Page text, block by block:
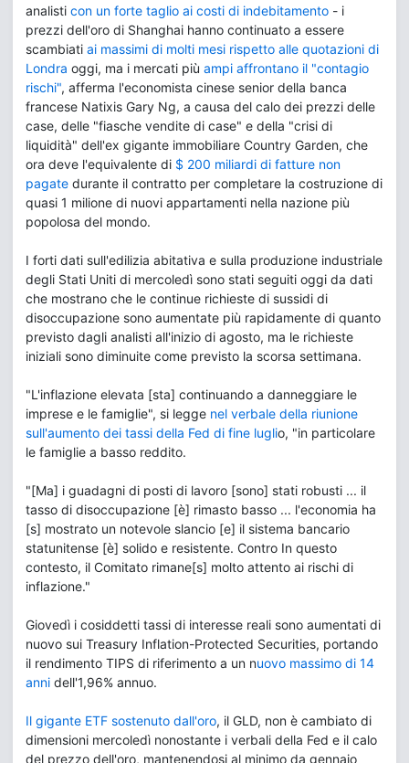
analisti con un forte taglio ai costi di indebitamento - i
prezzi dell'oro di Shanghai hanno continuato a essere
scambiati ai massimi di molti mesi rispetto alle quotazioni di
Londra oggi, ma i mercati più ampi affrontano il "contagio
rischi", afferma l'economista cinese senior della banca
francese Natixis Gary Ng, a causa del calo dei prezzi delle
case, delle "fiasche vendite di case" e della "crisi di
liquidità" dell'ex gigante immobiliare Country Garden, che
ora deve l'equivalente di $ 200 miliardi di fatture non
pagate durante il contratto per completare la costruzione di
quasi 1 milione di nuovi appartamenti nella nazione più
popolosa del mondo.
I forti dati sull'edilizia abitativa e sulla produzione industriale
degli Stati Uniti di mercoledì sono stati seguiti oggi da dati
che mostrano che le continue richieste di sussidi di
disoccupazione sono aumentate più rapidamente di quanto
previsto dagli analisti all'inizio di agosto, ma le richieste
iniziali sono diminuite come previsto la scorsa settimana.
"L'inflazione elevata [sta] continuando a danneggiare le
imprese e le famiglie", si legge nel verbale della riunione
sull'aumento dei tassi della Fed di fine luglio, "in particolare
le famiglie a basso reddito.
"[Ma] i guadagni di posti di lavoro [sono] stati robusti ... il
tasso di disoccupazione [è] rimasto basso ... l'economia ha
[s] mostrato un notevole slancio [e] il sistema bancario
statunitense [è] solido e resistente. Contro In questo
contesto, il Comitato rimane[s] molto attento ai rischi di
inflazione."
Giovedì i cosiddetti tassi di interesse reali sono aumentati di
nuovo sui Treasury Inflation-Protected Securities, portando
il rendimento TIPS di riferimento a un nuovo massimo di 14
anni dell'1,96% annuo.
Il gigante ETF sostenuto dall'oro, il GLD, non è cambiato di
dimensioni mercoledì nonostante i verbali della Fed e il calo
del prezzo dell'oro, mantenendosi al minimo da gennaio